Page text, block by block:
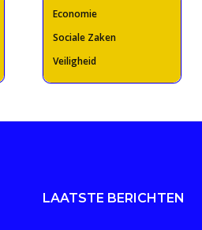
Economie
Sociale Zaken
Veiligheid
LAATSTE BERICHTEN